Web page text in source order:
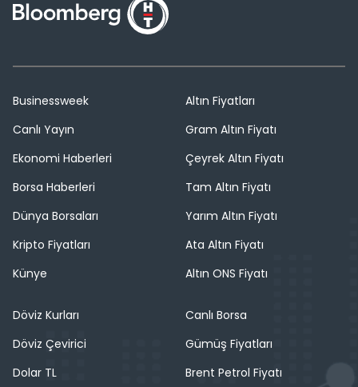
Businessweek
Canlı Yayın
Ekonomi Haberleri
Borsa Haberleri
Dünya Borsaları
Kripto Fiyatları
Künye
Altın Fiyatları
Gram Altın Fiyatı
Çeyrek Altın Fiyatı
Tam Altın Fiyatı
Yarım Altın Fiyatı
Ata Altın Fiyatı
Altın ONS Fiyatı
Döviz Kurları
Döviz Çevirici
Dolar TL
Canlı Borsa
Gümüş Fiyatları
Brent Petrol Fiyatı